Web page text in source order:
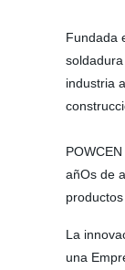
Fundada
industria
añOs de
La
una